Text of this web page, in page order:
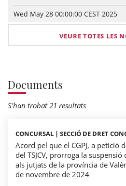
Wed May 28 00:00:00 CEST 2025
VEURE TOTES LES
Documents
S'han trobat 21 resultats
CONCURSAL | SECCIÓ DE DRET
Acord pel que el CGPJ, a petició
del TSJCV, prorroga la
als jutjats de la província de
de novembre de 2024